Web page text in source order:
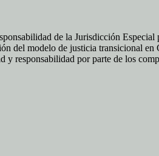
de la Jurisdicción
del modelo de justicia transicional
y responsabilidad por parte de los